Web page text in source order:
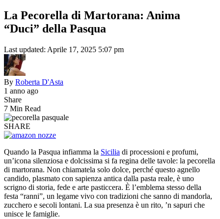
La Pecorella di Martorana: Anima
“Duci” della Pasqua
Last updated: Aprile 17, 2025 5:07 pm
By Roberta D'Asta
1 anno ago
Share
7 Min Read
SHARE
Quando la Pasqua infiamma la Sicilia di processioni e profumi,
un’icona silenziosa e dolcissima si fa regina delle tavole: la pecorella
di martorana. Non chiamatela solo dolce, perché questo agnello
candido, plasmato con sapienza antica dalla pasta reale, è uno
scrigno di storia, fede e arte pasticcera. È l’emblema stesso della
festa “ranni”, un legame vivo con tradizioni che sanno di mandorla,
zucchero e secoli lontani. La sua presenza è un rito, ’n sapuri che
unisce le famiglie.